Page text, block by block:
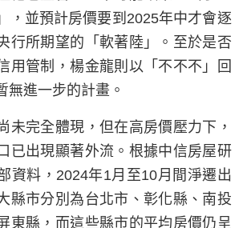
，並預計房價要到2025年中才會逐
行所期望的「軟著陸」。至於是否
用管制，楊金龍則以「不不不」回
無進一步的計畫。
未完全體現，但在高房價壓力下，
已出現顯著外流。根據中信房屋研
資料，2024年1月至10月間淨遷出
縣市分別為台北市、彰化縣、南投
東縣，而這些縣市的平均房價仍呈